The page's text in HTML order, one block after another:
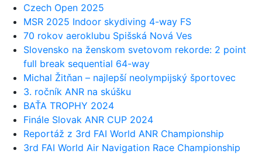
Czech Open 2025
MSR 2025 Indoor skydiving 4-way FS
70 rokov aeroklubu Spišská Nová Ves
Slovensko na ženskom svetovom rekorde: 2 point
full break sequential 64-way
Michal Žitňan – najlepší neolympijský športovec
3. ročník ANR na skúšku
BAŤA TROPHY 2024
Finále Slovak ANR CUP 2024
Reportáž z 3rd FAI World ANR Championship
3rd FAI World Air Navigation Race Championship